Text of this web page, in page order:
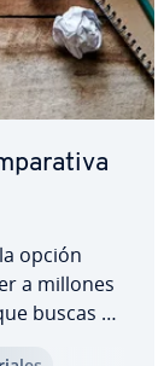
opción
a millones
buscas es
amena.